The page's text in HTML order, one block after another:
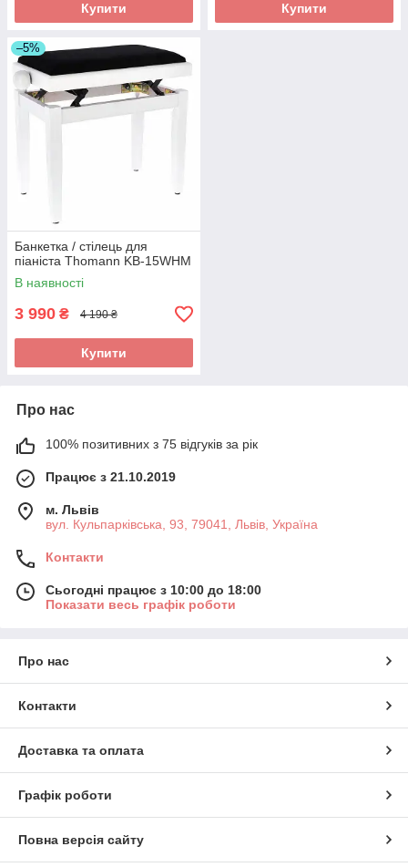
Купити Купити
–5%
Банкетка / стілець для
піаніста Thomann KB-15WHM
В наявності
3 990 ₴ 4 190 ₴
Купити
Про нас
100% позитивних з 75 відгуків за рік
Працює з 21.10.2019
м. Львів
вул. Кульпарківська, 93, 79041, Львів, Україна
Контакти
Сьогодні працює з 10:00 до 18:00
Показати весь графік роботи
Про нас
Контакти
Доставка та оплата
Графік роботи
Повна версія сайту